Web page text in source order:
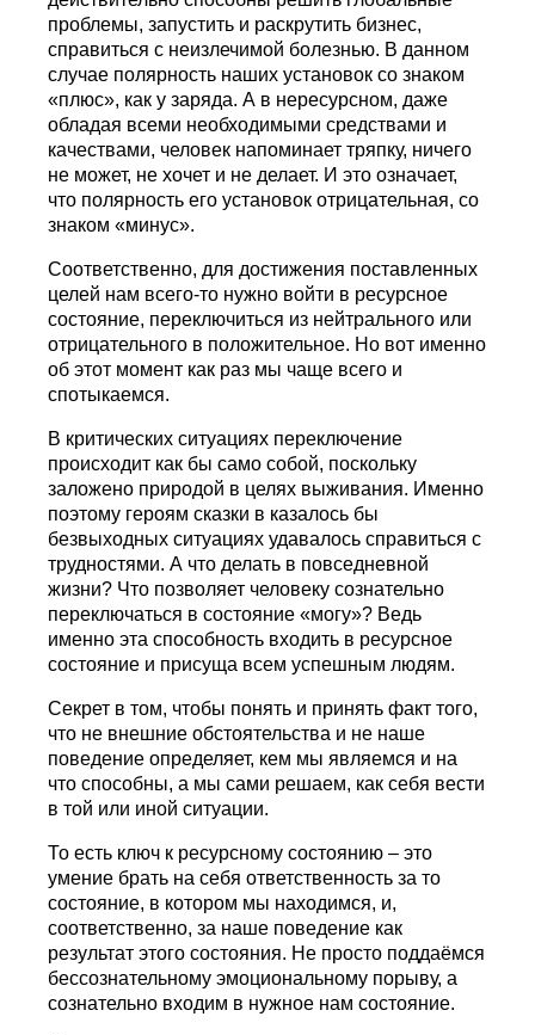
проблемы, запустить и раскрутить бизнес,
справиться с неизлечимой болезнью. В данном
случае полярность наших установок со знаком
«плюс», как у заряда. А в нересурсном, даже
обладая всеми необходимыми средствами и
качествами, человек напоминает тряпку, ничего
не может, не хочет и не делает. И это означает,
что полярность его установок отрицательная, со
знаком «минус».
Соответственно, для достижения поставленных
целей нам всего-то нужно войти в ресурсное
состояние, переключиться из нейтрального или
отрицательного в положительное. Но вот именно
об этот момент как раз мы чаще всего и
спотыкаемся.
В критических ситуациях переключение
происходит как бы само собой, поскольку
заложено природой в целях выживания. Именно
поэтому героям сказки в казалось бы
безвыходных ситуациях удавалось справиться с
трудностями. А что делать в повседневной
жизни? Что позволяет человеку сознательно
переключаться в состояние «могу»? Ведь
именно эта способность входить в ресурсное
состояние и присуща всем успешным людям.
Секрет в том, чтобы понять и принять факт того,
что не внешние обстоятельства и не наше
поведение определяет, кем мы являемся и на
что способны, а мы сами решаем, как себя вести
в той или иной ситуации.
То есть ключ к ресурсному состоянию – это
умение брать на себя ответственность за то
состояние, в котором мы находимся, и,
соответственно, за наше поведение как
результат этого состояния. Не просто поддаёмся
бессознательному эмоциональному порыву, а
сознательно входим в нужное нам состояние.